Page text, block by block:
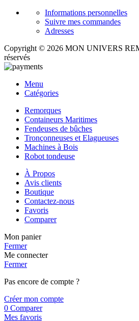
Informations personnelles
Suivre mes commandes
Adresses
Copyright © 2026 MON UNIVERS
réservés
Menu
Catégories
Remorques
Containeurs Maritimes
Fendeuses de bûches
Tronçonneuses et Elagueuses
Machines à Bois
Robot tondeuse
À Propos
Avis clients
Boutique
Contactez-nous
Favoris
Comparer
Mon panier
Fermer
Me connecter
Fermer
Pas encore de compte ?
Créer mon compte
0 Comparer
Mes favoris